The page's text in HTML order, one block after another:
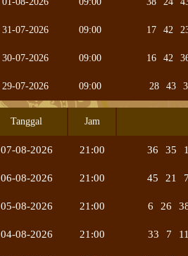
31-07-2026 09:00 17 42
30-07-2026 09:00 16 42
29-07-2026 09:00 28 43
Tanggal Jam
07-08-2026 21:00 36 35
06-08-2026 21:00 45 21 7
05-08-2026 21:00 6 26
04-08-2026 21:00 33 7 11